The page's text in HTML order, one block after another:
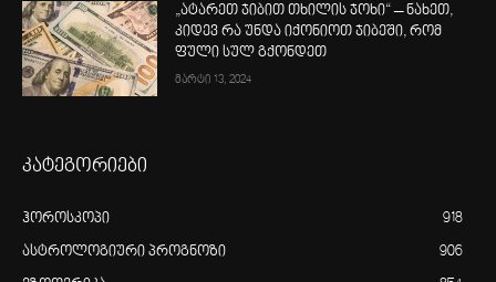
„ატარეთ ჯიბით თხილის ჯოხი“ – ნახეთ,
კიდევ რა უნდა იქონიოთ ჯიბეში, რომ
ფული სულ გქონდეთ
მარტი 13, 2024
კატეგორიები
ჰოროსკოპი 918
ასტროლოგიური პროგნოზი 906